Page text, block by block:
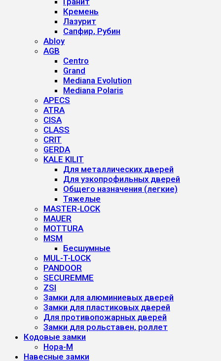
Кремень
Лазурит
Сапфир, Рубин
Abloy
AGB
Centro
Grand
Mediana Evolution
Mediana Polaris
APECS
ATRA
CISA
CLASS
CRIT
GERDA
KALE KILIT
Для металлических дверей
Для узкопрофильных дверей
Общего назначения (легкие)
Тяжелые
MASTER-LOCK
MAUER
MOTTURA
MSM
Бесшумные
MUL-T-LOCK
PANDOOR
SECUREMME
ZSI
Замки для алюминиевых дверей
Замки для пластиковых дверей
Для противопожарных дверей
Замки для рольставен, роллет
Кодовые замки
Нора-М
Навесные замки